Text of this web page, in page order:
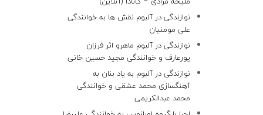
نوازندگی در آلبوم نقش ها به خوانندگی
علی مومنیان
نوازندگی در آلبوم ماهرو اثر فرزان
پورعارف و خوانندگی مجید حسین خانی
نوازندگی در آلبوم به یاد بنان به
آهنگسازی محمد عشقی و خوانندگی
محمد عبدالکریمی